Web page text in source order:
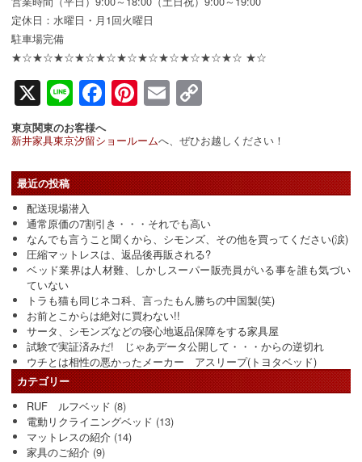
定休日：水曜日・月1回火曜日
駐車場完備
★☆★☆★☆★☆★☆★☆★☆★☆★☆★☆★☆ ★☆
X LineFacebook
Pinterest
EmailCopy
東京関東のお客様へ
新井家具東京汐留ショールームへ、ぜひお越しください！
最近の投稿
配送現場潜入
通常原価の7割引き・・・それでも高い
なんでも言うこと聞くから、シモンズ、その他を買ってください(涙)
圧縮マットレスは、返品後再販される?
ベッド業界は人材難、しかしスーパー販売員がいる事を誰も気づい
ていない
トラも猫も同じネコ科、言ったもん勝ちの中国製(笑)
お前とこからは絶対に買わない!!
サータ、シモンズなどの寝心地返品保障をする家具屋
試験で実証済みだ! じゃあデータ公開して・・・からの逆切れ
ウチとは相性の悪かったメーカー アスリープ(トヨタベッド)
カテゴリー
RUF ルフベッド (8)
電動リクライニングベッド (13)
マットレスの紹介 (14)
家具のご紹介 (9)